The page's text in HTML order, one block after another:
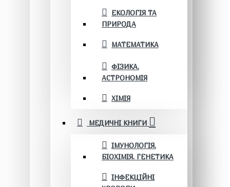
ЕКОЛОГІЯ ТА
ПРИРОДА
МАТЕМАТИКА
ФІЗИКА.
АСТРОНОМІЯ
ХІМІЯ
МЕДИЧНІ КНИГИ
ІМУНОЛОГІЯ.
БІОХІМІЯ. ГЕНЕТИКА
ІНФЕКЦІЙНІ